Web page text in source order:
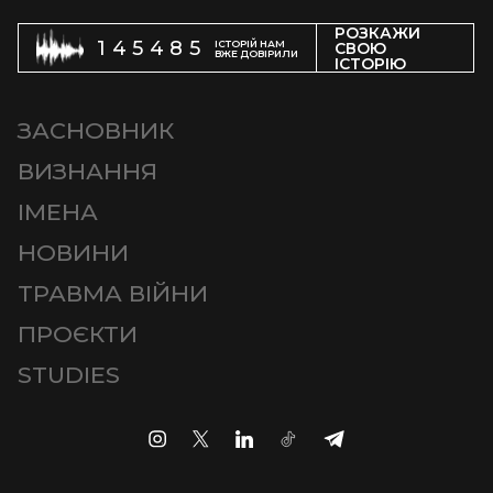
145485
ІСТОРІЙ НАМ
ВЖЕ ДОВІРИЛИ
РОЗКАЖИ
СВОЮ
ІСТОРІЮ
ЗАСНОВНИК
ВИЗНАННЯ
ІМЕНА
НОВИНИ
ТРАВМА ВІЙНИ
ПРОЄКТИ
STUDIES